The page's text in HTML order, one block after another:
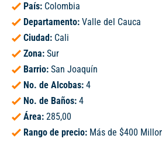
País: Colombia
Departamento: Valle del Cauca
Ciudad: Cali
Zona: Sur
Barrio: San Joaquín
No. de Alcobas: 4
No. de Baños: 4
Área: 285,00
Rango de precio: Más de $400